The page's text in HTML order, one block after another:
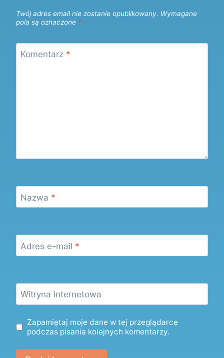
Twój adres email nie zostanie opublikowany. Wymagane
pola są oznaczone *
Komentarz *
Nazwa *
Adres e-mail *
Witryna internetowa
Zapamiętaj moje dane w tej przeglądarce
podczas pisania kolejnych komentarzy.